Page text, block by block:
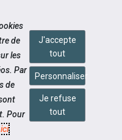
INTERIM
de
les
Par
de
Pour
.
J'accepte
tout
Personnaliser
Je refuse
tout